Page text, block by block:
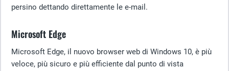
persino dettando direttamente le e-mail.
Microsoft Edge
Microsoft Edge, il nuovo browser web di Windows 10, è più
veloce, più sicuro e più efficiente dal punto di vista